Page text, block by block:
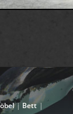
Bett